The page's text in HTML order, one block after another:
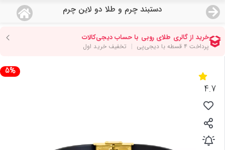
دستبند چرم و طلا دو لاین چرم
منو
صفحه اصلی
دسته بندی محصولات
نمایندگی ها
مجله روبی
5%
4.7